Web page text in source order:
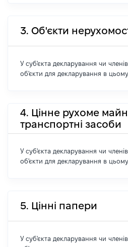
3. Об'єкти
У суб'єкта декларування чи членів
об'єкти для декларування в цьому
4. Цінне рухоме
транспортні засоби
У суб'єкта декларування чи членів
об'єкти для декларування в цьому
5. Цінні папери
У суб'єкта декларування чи членів